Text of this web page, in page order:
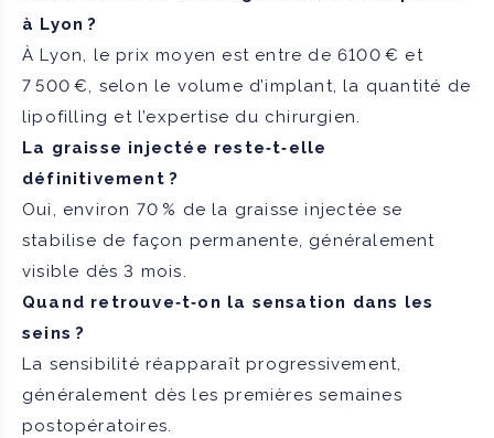
à Lyon ?
À Lyon, le prix moyen est entre de 6100 € et
7 500 €, selon le volume d’implant, la quantité de
lipofilling et l’expertise du chirurgien.
La graisse injectée reste‑t‑elle
définitivement ?
Oui, environ 70 % de la graisse injectée se
stabilise de façon permanente, généralement
visible dès 3 mois.
Quand retrouve‑t‑on la sensation dans les
seins ?
La sensibilité réapparaît progressivement,
généralement dès les premières semaines
postopératoires.